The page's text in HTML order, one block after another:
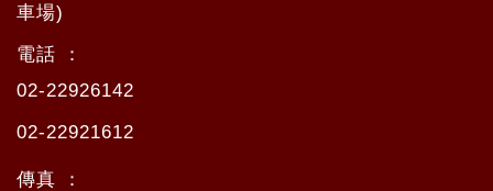
車場)
電話 ：
02-22926142
02-22921612
傳真 ：